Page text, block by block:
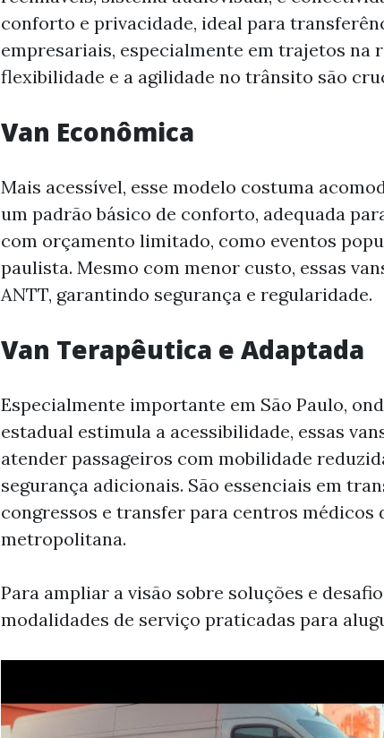
conforto e privacidade, ideal para
empresariais, especialmente em trajetos na
flexibilidade e a agilidade no trânsito são
Van Econômica
Mais acessível, esse modelo costuma
um padrão básico de conforto, adequada
com orçamento limitado, como eventos
paulista. Mesmo com menor custo, essas
ANTT, garantindo segurança e regularidade.
Van Terapêutica e Adaptada
Especialmente importante em São Paulo,
estadual estimula a acessibilidade, essas
atender passageiros com mobilidade
segurança adicionais. São essenciais em
congressos e transfer para centros médicos
metropolitana.
Para ampliar a visão sobre soluções e
modalidades de serviço praticadas para